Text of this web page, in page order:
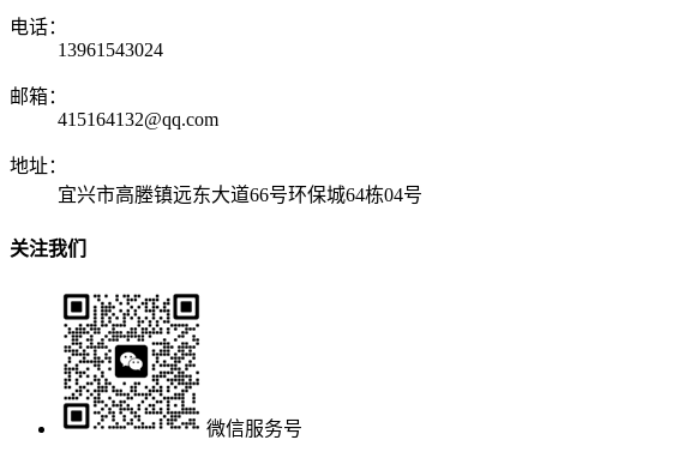
电话：
13961543024
邮箱：
415164132@qq.com
地址：
宜兴市高塍镇远东大道66号环保城64栋04号
关注我们
微信服务号